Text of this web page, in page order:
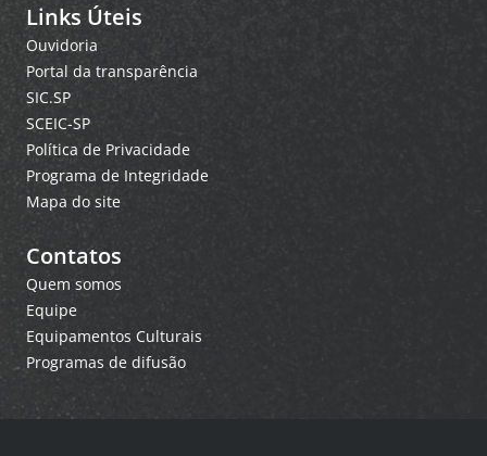
Links Úteis
Ouvidoria
Portal da transparência
SIC.SP
SCEIC-SP
Política de Privacidade
Programa de Integridade
Mapa do site
Contatos
Quem somos
Equipe
Equipamentos Culturais
Programas de difusão